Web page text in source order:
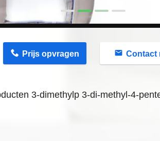
Prijs opvragen Contact
3-dimethylp 3-di-methyl-4-